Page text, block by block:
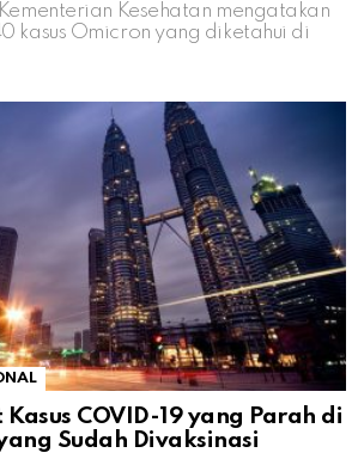
Kesehatan mengatakan
kasus Omicron yang diketahui di
COVID-19 yang Parah di
Sudah Divaksinasi